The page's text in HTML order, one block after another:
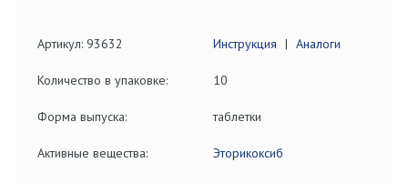
Артикул: 93632 Инструкция | Аналоги
Количество в упаковке: 10
Форма выпуска: таблетки
Активные вещества: Эторикоксиб